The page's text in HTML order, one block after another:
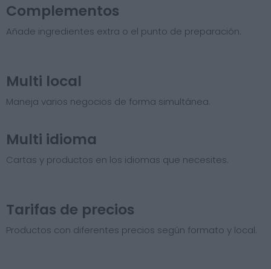
Complementos
Añade ingredientes extra o el punto de preparación.
Multi local
Maneja varios negocios de forma simultánea.
Multi idioma
Cartas y productos en los idiomas que necesites.
Tarifas de precios​
Productos con diferentes precios según formato y local.